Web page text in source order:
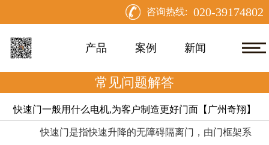
咨询热线: 020-39174802
产品 案例 新闻
常见问题解答
快速门一般用什么电机,为客户制造更好门面【广州奇翔】
快速门是指快速升降的无障碍隔离门，由门框架系